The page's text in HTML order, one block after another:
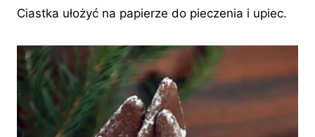
Ciastka ułożyć na papierze do pieczenia i upiec.